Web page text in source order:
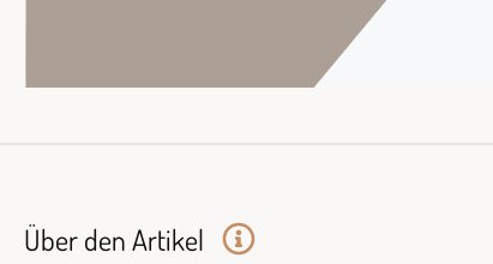
Über den Artikel